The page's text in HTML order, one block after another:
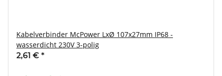
Kabelverbinder McPower LxØ 107x27mm IP68 -
wasserdicht 230V 3-polig
2,61 € *